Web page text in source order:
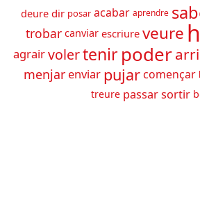
deure dir posar acabar aprendre
trobar canviar escriure veure
agrairvolertenirpoder
menjar enviar pujarcomençar
treure passar sortir